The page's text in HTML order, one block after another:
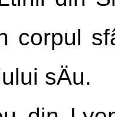
corpul
sÄu.